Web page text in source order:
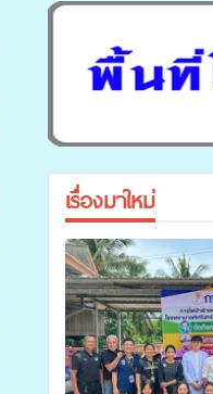
เรื่องมาใหม่